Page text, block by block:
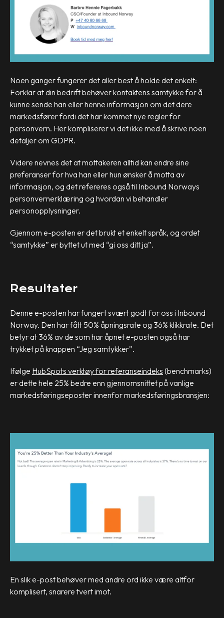
Noen ganger fungerer det aller best å holde det enkelt:
Forklar at din bedrift behøver kontaktens samtykke for å
kunne sende han eller henne informasjon om det dere
markedsfører fordi det har kommet nye regler for
personvern. Her kompliserer vi det ikke med å skrive noen
detaljer om GDPR.
Videre nevnes det at mottakeren alltid kan endre sine
preferanser for hva han eller hun ønsker å motta av
informasjon, og det refereres også til Inbound Norways
personvernerklæring og hvordan vi behandler
personopplysninger.
Gjennom e-posten er det brukt et enkelt språk, og ordet
“samtykke” er byttet ut med “gi oss ditt ja”.
Resultater
Denne e-posten har fungert svært godt for oss i Inbound
Norway. Den har fått 50% åpningsrate og 36% klikkrate. Det
betyr at 36% av de som har åpnet e-posten også har
trykket på knappen “Jeg samtykker”.
Ifølge HubSpots verktøy for referanseindeks (benchmarks)
er dette hele 25% bedre enn gjennomsnittet på vanlige
markedsføringseposter innenfor markedsføringsbransjen:
En slik e-post behøver med andre ord ikke være altfor
komplisert, snarere tvert imot.